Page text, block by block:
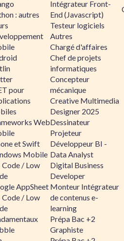
: autres
pour
Web
et Swift
Mobile
/ Low
AppSheet
/ Low
Intégrateur Front-
End (Javascript)
Testeur logiciels
Autres
Chargé d'affaires
Chef de projets
informatiques
Concepteur
mécanique
Creative Multimedia
Designer 2025
Dessinateur
Projeteur
Développeur BI -
Data Analyst
Digital Business
Developer
Monteur Intégrateur
de contenus e-
learning
Prépa Bac +2
Graphiste